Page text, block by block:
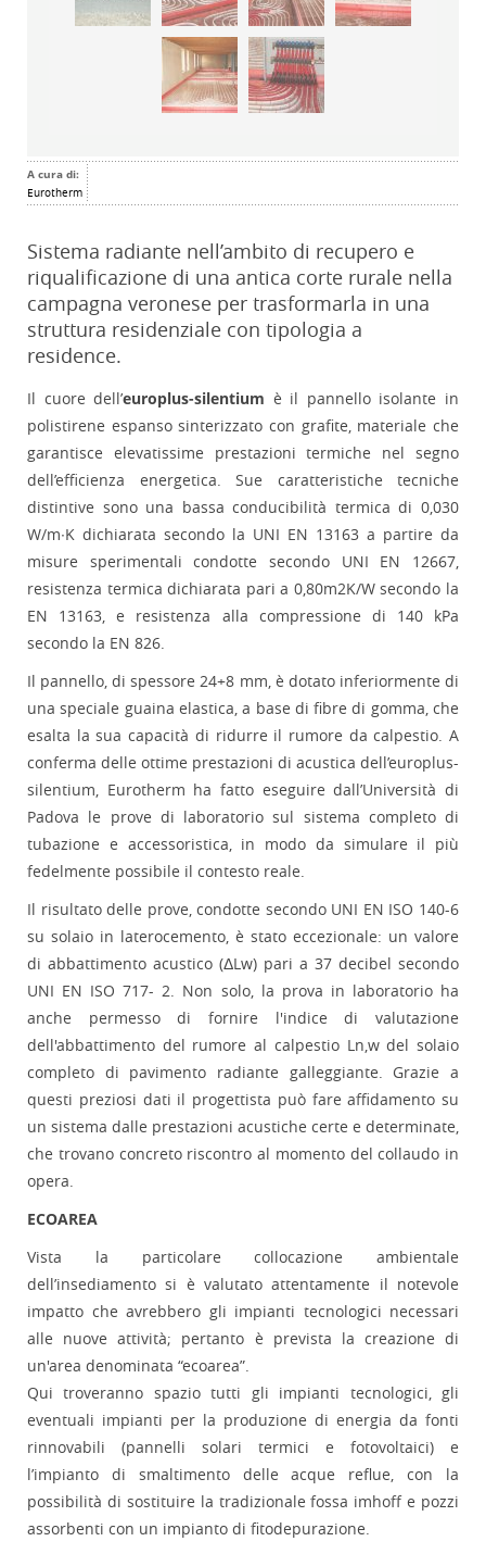
A cura di:
Eurotherm
Sistema radiante nell’ambito di recupero e
riqualificazione di una antica corte rurale nella
campagna veronese per trasformarla in una
struttura residenziale con tipologia a
residence.
Il cuore dell’europlus-silentium è il pannello isolante in
polistirene espanso sinterizzato con grafite, materiale che
garantisce elevatissime prestazioni termiche nel segno
dell’efficienza energetica. Sue caratteristiche tecniche
distintive sono una bassa conducibilità termica di 0,030
W/m∙K dichiarata secondo la UNI EN 13163 a partire da
misure sperimentali condotte secondo UNI EN 12667,
resistenza termica dichiarata pari a 0,80m2K/W secondo la
EN 13163, e resistenza alla compressione di 140 kPa
secondo la EN 826.
Il pannello, di spessore 24+8 mm, è dotato inferiormente di
una speciale guaina elastica, a base di fibre di gomma, che
esalta la sua capacità di ridurre il rumore da calpestio. A
conferma delle ottime prestazioni di acustica dell’europlus-
silentium, Eurotherm ha fatto eseguire dall’Università di
Padova le prove di laboratorio sul sistema completo di
tubazione e accessoristica, in modo da simulare il più
fedelmente possibile il contesto reale.
Il risultato delle prove, condotte secondo UNI EN ISO 140-6
su solaio in laterocemento, è stato eccezionale: un valore
di abbattimento acustico (ΔLw) pari a 37 decibel secondo
UNI EN ISO 717- 2. Non solo, la prova in laboratorio ha
anche permesso di fornire l'indice di valutazione
dell'abbattimento del rumore al calpestio Ln,w del solaio
completo di pavimento radiante galleggiante. Grazie a
questi preziosi dati il progettista può fare affidamento su
un sistema dalle prestazioni acustiche certe e determinate,
che trovano concreto riscontro al momento del collaudo in
opera.
ECOAREA
Vista la particolare collocazione ambientale
dell’insediamento si è valutato attentamente il notevole
impatto che avrebbero gli impianti tecnologici necessari
alle nuove attività; pertanto è prevista la creazione di
un'area denominata “ecoarea”.
Qui troveranno spazio tutti gli impianti tecnologici, gli
eventuali impianti per la produzione di energia da fonti
rinnovabili (pannelli solari termici e fotovoltaici) e
l’impianto di smaltimento delle acque reflue, con la
possibilità di sostituire la tradizionale fossa imhoff e pozzi
assorbenti con un impianto di fitodepurazione.